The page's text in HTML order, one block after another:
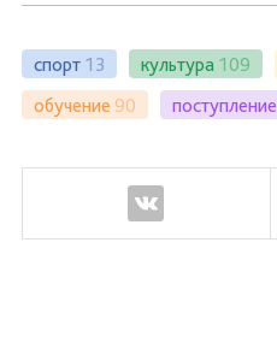
спорт 13 культура 109
обучение 90 поступление